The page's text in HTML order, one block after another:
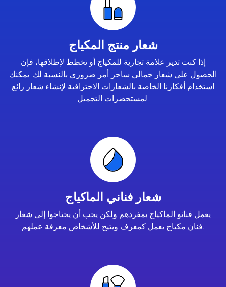
شعار منتج المكياج
إذا كنت تدير علامة تجارية للمكياج أو تخطط لإطلاقها، فإن
الحصول على شعار جمالي ساحر أمر ضروري بالنسبة لك. يمكنك
استخدام أفكارنا الخاصة بالشعارات الاحترافية لإنشاء شعار رائع
لمستحضرات التجميل.
شعار فناني الماكياج
يعمل فنانو الماكياج بمفردهم ولكن يجب أن يحتاجوا إلى شعار
فنان مكياج يعمل كمعرف ويتيح للأشخاص معرفة عملهم.